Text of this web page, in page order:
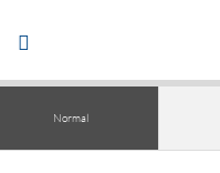
Abrir/Cerrar
navegación
Normal